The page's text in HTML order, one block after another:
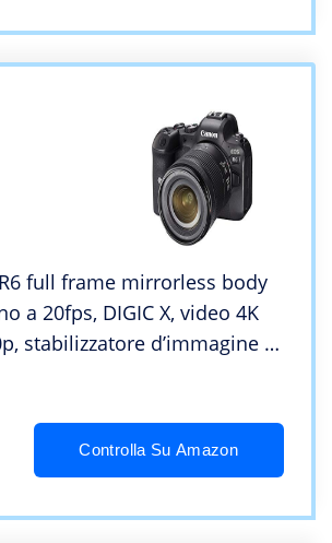
full frame mirrorless body
a 20fps, DIGIC X, video 4K
stabilizzatore d’immagine a
stop, Dual Pixel CMOS Auto
Controlla Su Amazon